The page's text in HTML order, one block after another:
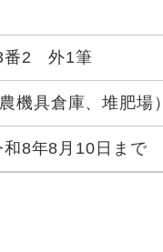
番2 外1筆
機具倉庫、堆肥場）
8年8月10日まで